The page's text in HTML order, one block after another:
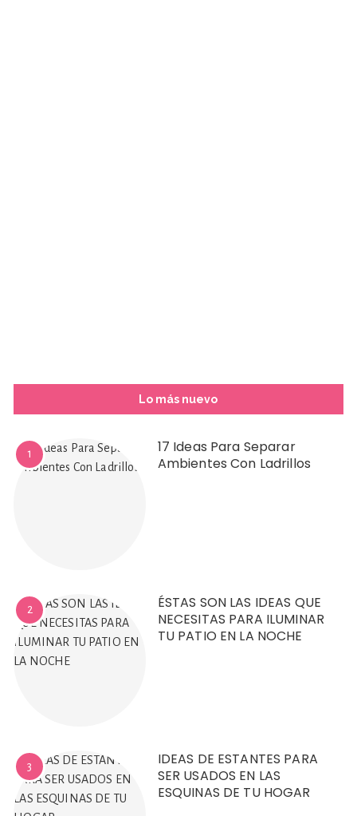
Lo más nuevo
1
17 Ideas Para Separar
Ambientes Con Ladrillos
2
ÉSTAS SON LAS IDEAS QUE
NECESITAS PARA ILUMINAR
TU PATIO EN LA NOCHE
3
IDEAS DE ESTANTES PARA
SER USADOS EN LAS
ESQUINAS DE TU HOGAR